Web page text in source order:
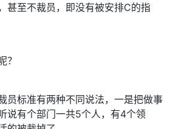
甚至不裁员，即没有被安排C的指
标准有两种不同说法，一是把做事
说有个部门一共5个人，有4个领